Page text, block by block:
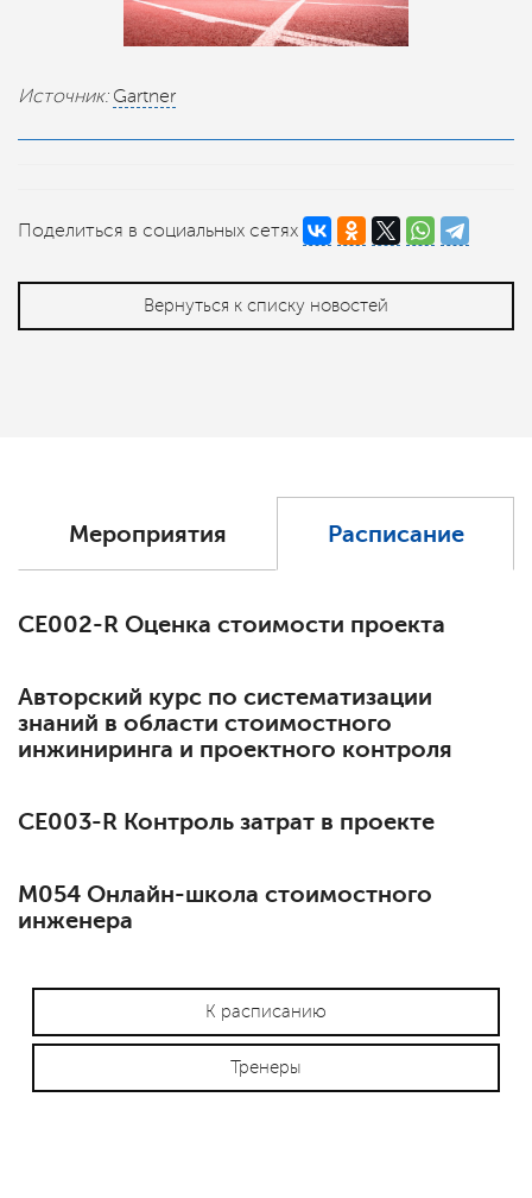
Источник: Gartner
Поделиться в социальных сетях
Вернуться к списку новостей
Мероприятия Расписание
СЕ002-R Оценка стоимости проекта
Авторский курс по систематизации
знаний в области стоимостного
инжиниринга и проектного контроля
СЕ003-R Контроль затрат в проекте
М054 Онлайн-школа стоимостного
инженера
К расписанию
Тренеры